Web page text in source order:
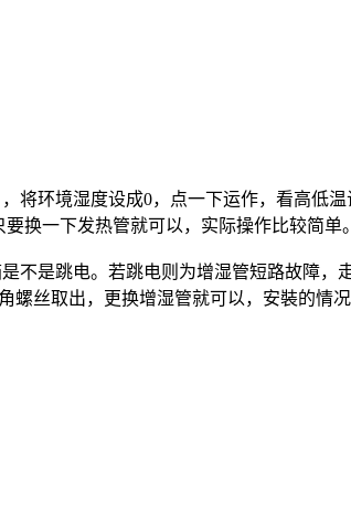
环境湿度设成0，点一下运作，看高低
换一下发热管就可以，实际操作比较简单。
是跳电。若跳电则为增湿管短路故障，
丝取出，更换增湿管就可以，安裝的情